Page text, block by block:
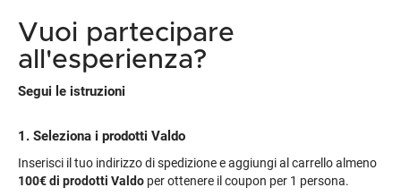
Vuoi partecipare
all'esperienza?
Segui le istruzioni
1. Seleziona i prodotti Valdo
Inserisci il tuo indirizzo di spedizione e aggiungi al carrello almeno
100€di prodotti Valdo per ottenere il coupon per 1 persona.